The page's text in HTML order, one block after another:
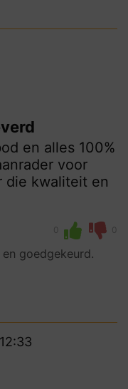
en alles 100%
voor
die kwaliteit en
0 0
goedgekeurd.